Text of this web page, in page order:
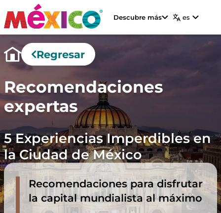
Descubre más es
Regresar
Recomendaciones
expertas
5 Experiencias Imperdibles en
la Ciudad de México
Recomendaciones para disfrutar
la capital mundialista al máximo